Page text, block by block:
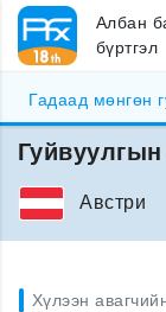
Албан
бүртгэл
Гадаад мөнгөн
Гуйвуулгын
Австри
Хүлээн